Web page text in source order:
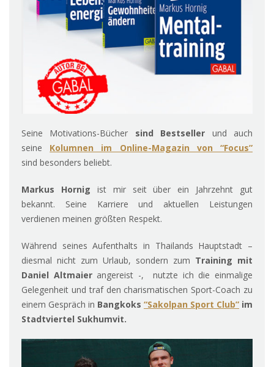
Seine Motivations-Bücher sind Bestseller und auch
seine Kolumnen im Online-Magazin von “Focus”
sind besonders beliebt.
Markus Hornig ist mir seit über ein Jahrzehnt gut
bekannt. Seine Karriere und aktuellen Leistungen
verdienen meinen größten Respekt.
Während seines Aufenthalts in Thailands Hauptstadt –
diesmal nicht zum Urlaub, sondern zum Training mit
Daniel Altmaierangereist -, nutzte ich die einmalige
Gelegenheit und traf den charismatischen Sport-Coach zu
einem Gespräch in Bangkoks “Sakolpan Sport Club” im
Stadtviertel Sukhumvit.